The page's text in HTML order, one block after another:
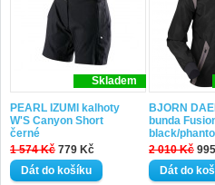
Skladem
PEARL IZUMI kalhoty
W'S Canyon Short
černé
1 574 Kč 779 Kč
BJORN
bunda
black/
2 010 Kč